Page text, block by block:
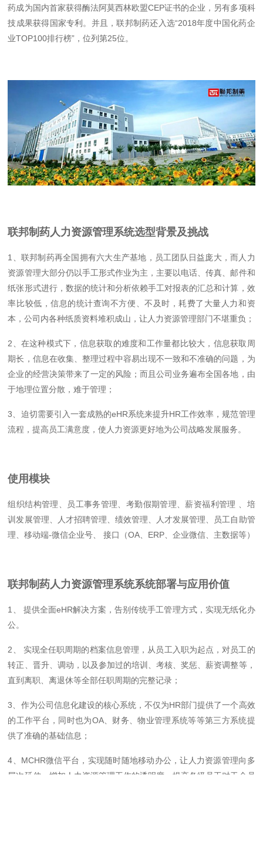
药成为国内首家获得酶法阿莫西林欧盟CEP证书的企业，另有多项科
技成果获得国家专利。并且，联邦制药还入选“2018年度中国化药企
业TOP100排行榜”，位列第25位。
联邦制药人力资源管理系统选型背景及挑战
1、联邦制药再全国拥有六大生产基地，员工团队日益庞大，而人力
资源管理大部分仍以手工形式作业为主，主要以电话、传真、邮件和
纸张形式进行，数据的统计和分析依赖手工对报表的汇总和计算，效
率比较低，信息的统计查询不方便、不及时，耗费了大量人力和资
本，公司内各种纸质资料堆积成山，让人力资源管理部门不堪重负；
2、在这种模式下，信息获取的难度和工作量都比较大，信息获取周
期长，信息在收集、整理过程中容易出现不一致和不准确的问题，为
企业的经营决策带来了一定的风险；而且公司业务遍布全国各地，由
于地理位置分散，难于管理；
3、迫切需要引入一套成熟的eHR系统来提升HR工作效率，规范管理
流程，提高员工满意度，使人力资源更好地为公司战略发展服务。
使用模块
组织结构管理、员工事务管理、考勤假期管理、薪资福利管理 、培
训发展管理、人才招聘管理、绩效管理、人才发展管理、员工自助管
理、移动端-微信企业号、 接口（OA、ERP、企业微信、主数据等）
联邦制药人力资源管理系统系统部署与应用价值
1、 提供全面eHR解决方案，告别传统手工管理方式，实现无纸化办
公。
2、 实现全任职周期的档案信息管理，从员工入职为起点，对员工的
转正、晋升、调动，以及参加过的培训、考核、奖惩、薪资调整等，
直到离职、离退休等全部任职周期的完整记录；
3、作为公司信息化建设的核心系统，不仅为HR部门提供了一个高效
的工作平台，同时也为OA、财务、物业管理系统等等第三方系统提
供了准确的基础信息；
4、MCHR微信平台，实现随时随地移动办公，让人力资源管理向多
层次延伸，增加人力资源管理工作的透明度，提高各级员工对于全员